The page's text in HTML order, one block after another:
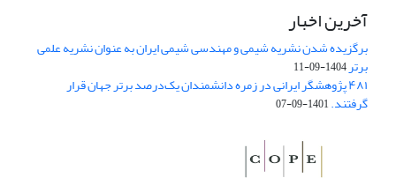
آخرین اخبار
برگزیده شدن نشریه شیمی و مهندسی شیمی ایران به عنوان نشریه علمی
برتر1404-09-11
۴۸۱ پژوهشگر ایرانی در زمره دانشمندان یک‌درصد برتر جهان قرار
گرفتند.1401-09-07